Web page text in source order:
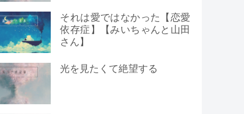
それは愛ではなかった【恋愛
依存症】【みいちゃんと山田
さん】
光を見たくて絶望する